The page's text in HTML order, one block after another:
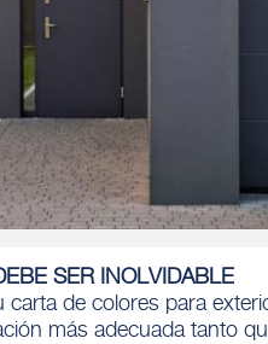
SER INOLVIDABLE
de colores para
más adecuada tanto